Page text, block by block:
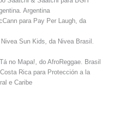
Argentina
para Pay Per Laugh, da
Sun Kids, da Nivea Brasil.
no Mapa!, do AfroReggae. Brasil
Rica para Protección a la
e Caribe